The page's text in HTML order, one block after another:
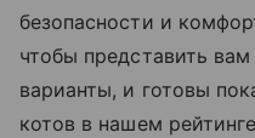
безопасности и
чтобы представить
варианты, и готовы
котов в нашем